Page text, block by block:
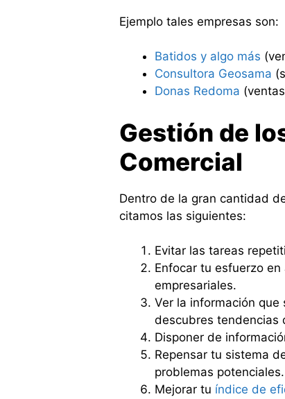
Ejemplo tales empresas son:
Batidos y algo más
Consultora Geosama
Donas Redoma
Gestión de
Comercial
Dentro de la gran cantidad
citamos las siguientes:
Evitar las tareas
Enfocar tu esfuerzo
empresariales.
Ver la información
descubres tendencias
Disponer de
Repensar tu sistema
problemas potenciales.
Mejorar tu índice de